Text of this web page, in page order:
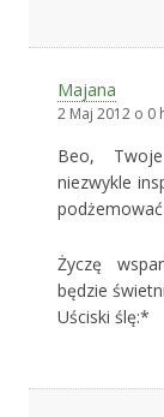
Majana
2 Maj 2012 o 0
Beo,
niezwykle
podżemować
Życzę
będzie
Uściski ślę:*